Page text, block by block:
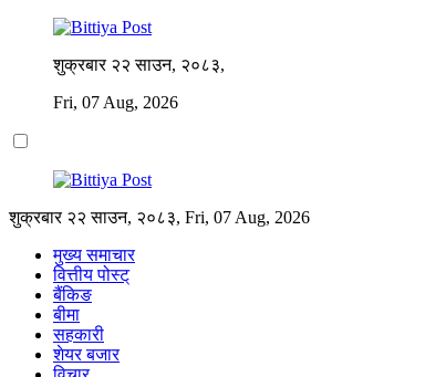
शुक्रबार २२ साउन, २०८३,
Fri, 07 Aug, 2026
शुक्रबार २२ साउन, २०८३, Fri, 07 Aug, 2026
मुख्य समाचार
वित्तीय पोस्ट्
बैंकिङ
बीमा
सहकारी
शेयर बजार